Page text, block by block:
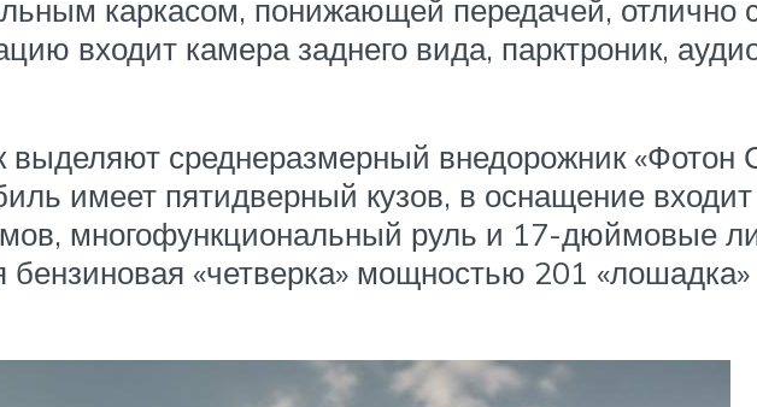
каркасом, понижающей передачей, отлично
входит камера заднего вида, парктроник,
выделяют среднеразмерный внедорожник «Фотон
имеет пятидверный кузов, в оснащение
многофункциональный руль и 17-дюймовые
«четверка» мощностью 201